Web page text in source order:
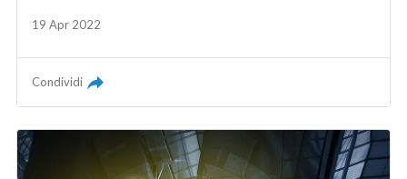
19 Apr 2022
Condividi